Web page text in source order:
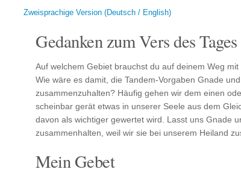
Zweisprachige Version (Deutsch / English)
Gedanken zum Vers des Tages
Auf welchem Gebiet brauchst du auf deinem Weg
Wie wäre es damit, die Tandem-Vorgaben Gnade
zusammenzuhalten? Häufig gehen wir dem einen
scheinbar gerät etwas in unserer Seele aus dem
davon als wichtiger gewertet wird. Lasst uns Gnade
zusammenhalten, weil wir sie bei unserem Heiland
Mein Gebet